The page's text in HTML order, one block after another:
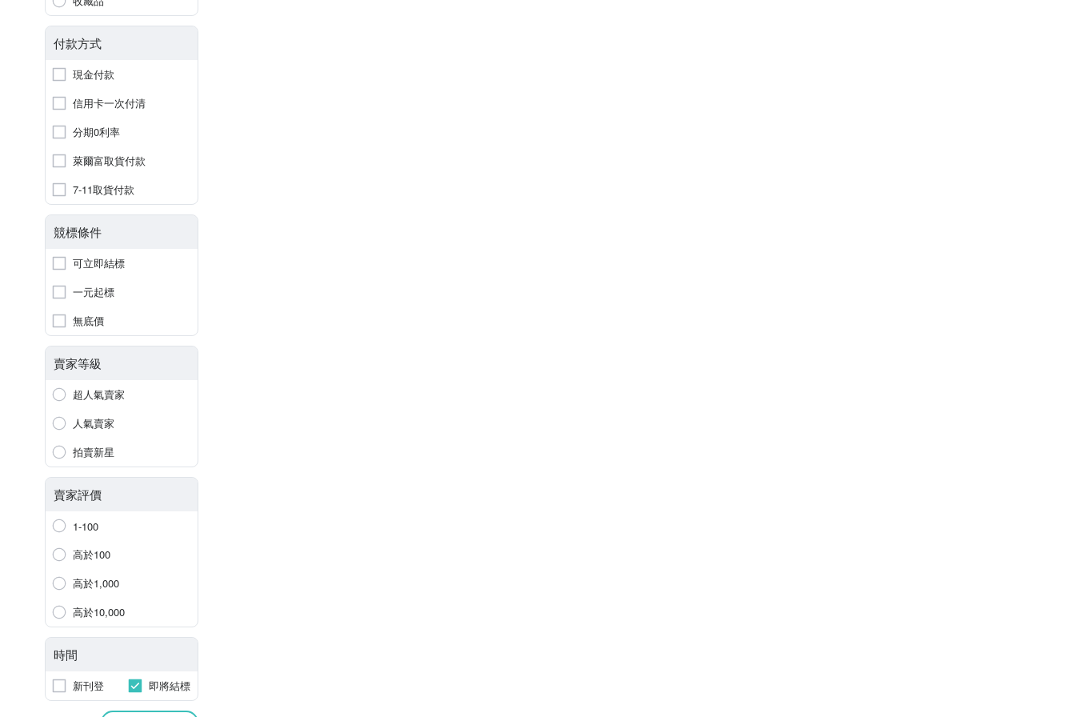
付款方式
現金付款
信用卡一次付清
分期0利率
萊爾富取貨付款
7-11取貨付款
競標條件
可立即結標
一元起標
無底價
賣家等級
超人氣賣家
人氣賣家
拍賣新星
賣家評價
1-100
高於100
高於1,000
高於10,000
時間
新刊登 即將結標